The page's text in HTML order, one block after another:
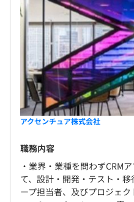
アクセンチュア株式会社
職務内容
・業界・業種を問わずCRM
て、設計・開発・テスト・
ープ担当者、及びプロジェ